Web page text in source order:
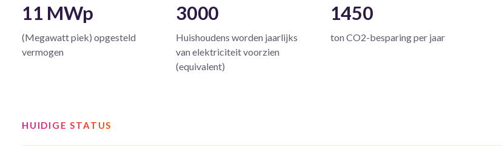
11 MWp
(Megawatt piek) opgesteld
vermogen
3000
Huishoudens worden jaarlijks
van elektriciteit voorzien
(equivalent)
1450
ton CO2-besparing per jaar
HUIDIGE STATUS